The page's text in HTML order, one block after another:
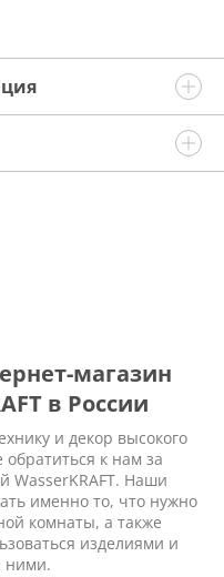
магазин
в России
и декор высокого
к нам за
WasserKRAFT. Наши
именно то, что нужно
комнаты, а также
изделиями и
ними.